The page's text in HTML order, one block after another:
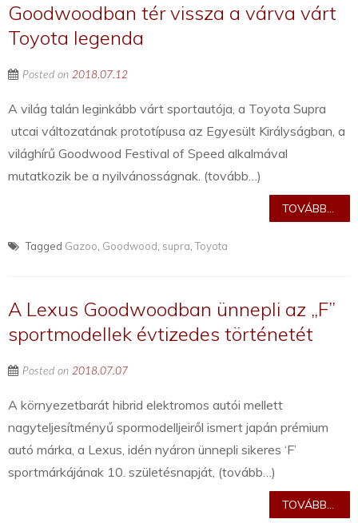
Goodwoodban tér vissza a várva várt
Toyota legenda
Posted on 2018.07.12
A világ talán leginkább várt sportautója, a Toyota Supra
utcai változatának prototípusa az Egyesült Királyságban, a
világhírű Goodwood Festival of Speed alkalmával
mutatkozik be a nyilvánosságnak. (tovább…)
TOVÁBB...
Tagged Gazoo Goodwood supra ,Toyota
A Lexus Goodwoodban ünnepli az „F”
sportmodellek évtizedes történetét
Posted on 2018.07.07
A környezetbarát hibrid elektromos autói mellett
nagyteljesítményű spormodelljeiről ismert japán prémium
autó márka, a Lexus, idén nyáron ünnepli sikeres ‘F’
sportmárkájának 10. születésnapját, (tovább…)
TOVÁBB...